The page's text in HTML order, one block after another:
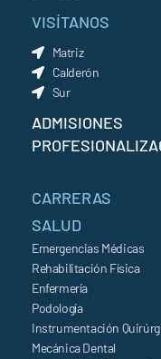
VISÍTANOS
Matriz
Calderón
Sur
ADMISIONES
CARRERAS
SALUD
Emergencias Médicas
Rehabilitación Física
Enfermería
Podología
Instrumentación
Mecánica Dental